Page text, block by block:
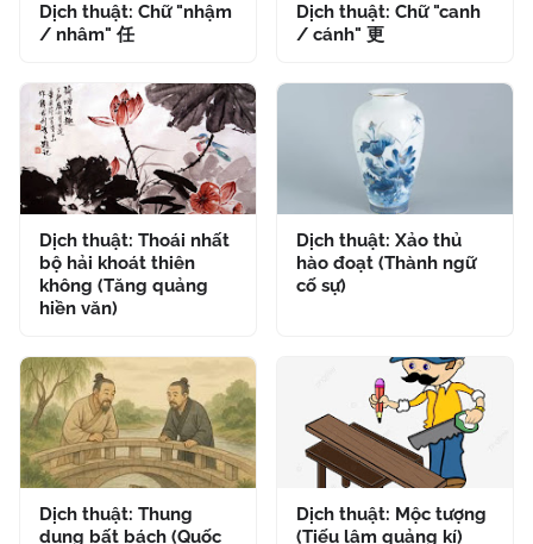
Dịch thuật: Chữ "nhậm
/ nhâm" 任
Dịch thuật: Chữ "canh
/ cánh" 更
Dịch thuật: Thoái nhất
bộ hải khoát thiên
không (Tăng quảng
hiền văn)
Dịch thuật: Xảo thủ
hào đoạt (Thành ngữ
cố sự)
Dịch thuật: Thung
dung bất bách (Quốc
Dịch thuật: Mộc tượng
(Tiếu lâm quảng kí)